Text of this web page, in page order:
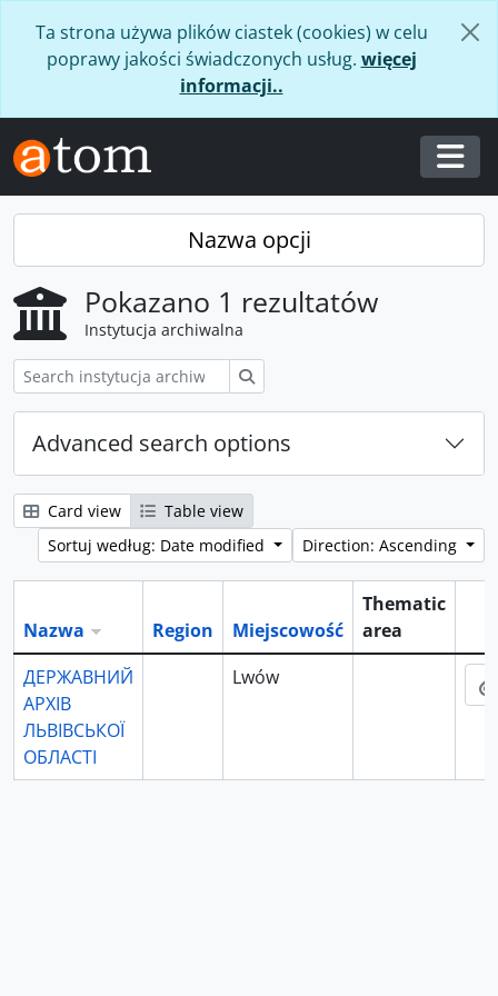
Ta strona używa plików ciastek (cookies) w celu
poprawy jakości świadczonych usług. więcej
informacji..
Nazwa opcji
Pokazano 1 rezultatów
Instytucja archiwalna
Advanced search options
Card view
Table view
Sortuj według: Date modified
Direction: Ascending
Nazwa Region Miejscowość
Thematic
area
ДЕРЖАВНИЙ
АРХІВ
ЛЬВІВСЬКОЇ
ОБЛАСТІ
Lwów